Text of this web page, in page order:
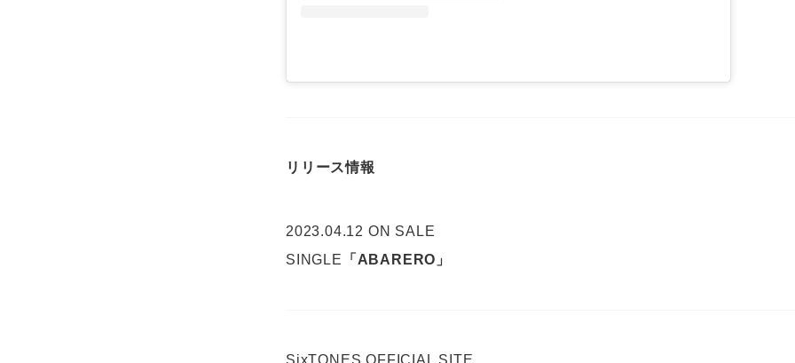
リリース情報
2023.04.12 ON SALE
SINGLE
「ABARERO」